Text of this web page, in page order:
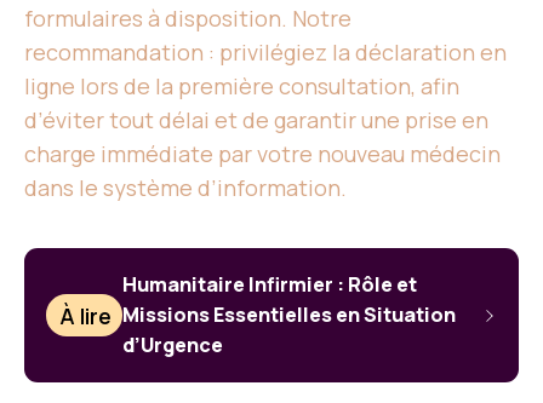
formulaires à disposition. Notre
recommandation : privilégiez la déclaration en
ligne lors de la première consultation, afin
d’éviter tout délai et de garantir une prise en
charge immédiate par votre nouveau médecin
dans le système d’information.
À lire
Humanitaire Infirmier : Rôle et
Missions Essentielles en Situation
d’Urgence